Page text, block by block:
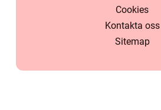
Cookies
Kontakta oss
Sitemap